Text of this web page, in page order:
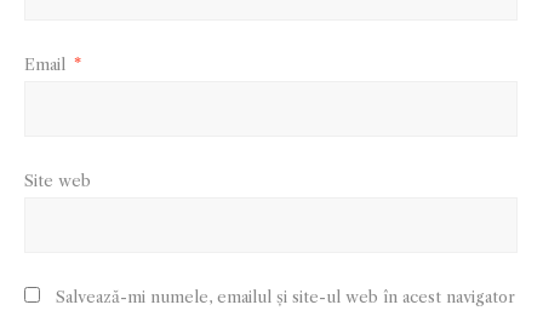
Email *
Site web
Salvează-mi numele, emailul și site-ul web în acest navigator